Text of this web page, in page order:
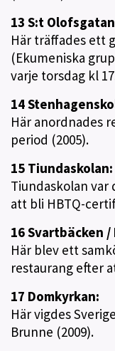
13 S:t
Här träffades ett
(Ekumeniska
varje torsdag kl
14
Här anordnades
period (2005).
15 Tiundaskolan:
Tiundaskolan var
att bli HBTQ-
16 Svartbäcken
Här blev ett
restaurang efter
17 Domkyrkan:
Här vigdes
Brunne (2009).